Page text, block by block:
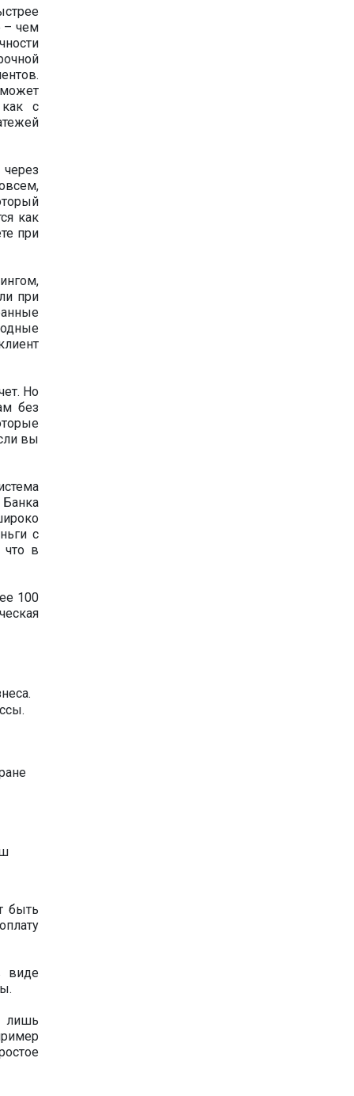
– чем
как с
как
при
при
Но
без
вы
с
что в
100
быть
виде
лишь